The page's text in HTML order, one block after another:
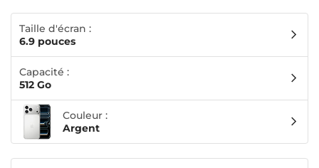
Taille d'écran :
6.9 pouces
Capacité :
512 Go
Couleur :
Argent